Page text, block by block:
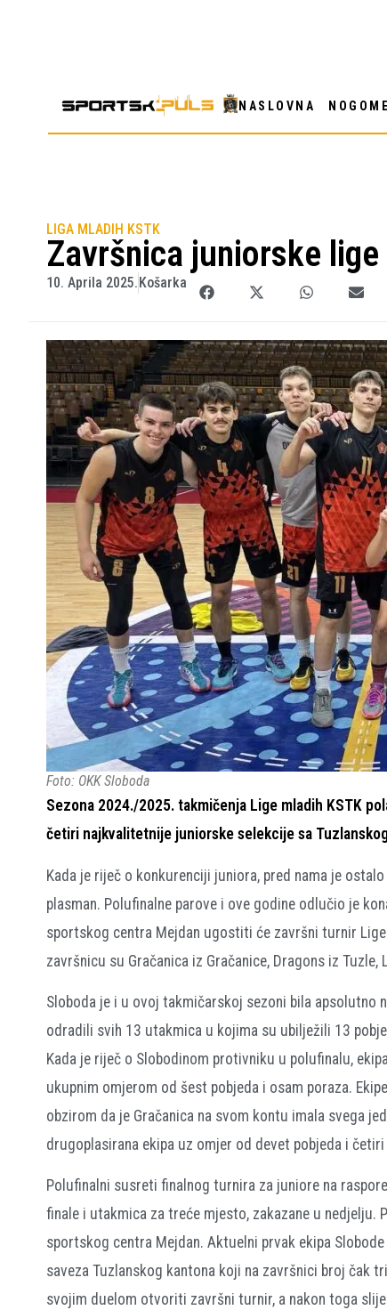
NASLOVNA
LIGA MLADIH KSTK
Završnica juniorske
10. Aprila 2025.Košarka
Foto: OKK Sloboda
Sezona 2024./2025. takmičenja Lige mladih KSTK
četiri najkvalitetnije juniorske selekcije sa
Kada je riječ o konkurenciji juniora, pred nama je
plasman. Polufinalne parove i ove godine odlučio je
sportskog centra Mejdan ugostiti će završni turnir
završnicu su Gračanica iz Gračanice, Dragons iz
Sloboda je i u ovoj takmičarskoj sezoni bila
odradili svih 13 utakmica u kojima su ubilježili 13
Kada je riječ o Slobodinom protivniku u polufinalu,
ukupnim omjerom od šest pobjeda i osam poraza.
obzirom da je Gračanica na svom kontu imala svega
drugoplasirana ekipa uz omjer od devet pobjeda i četiri
Polufinalni susreti finalnog turnira za juniore na
finale i utakmica za treće mjesto, zakazane u
sportskog centra Mejdan. Aktuelni prvak ekipa
saveza Tuzlanskog kantona koji na završnici broj čak
svojim duelom otvoriti završni turnir, a nakon toga